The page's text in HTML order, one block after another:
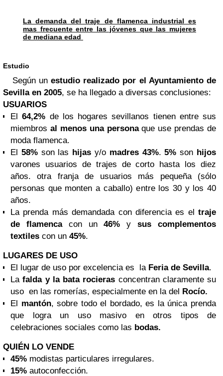
La demanda del traje de flamenca industrial es
mas frecuente entre las jóvenes que las mujeres
de mediana edad
Estudio
Según unestudio realizado por el Ayuntamiento de
Sevillaen 2005, se ha llegado a diversas conclusiones:
USUARIOS
El 64,2% de los hogares sevillanos tienen entre sus
miembros al menos una personaque use prendas de
moda flamenca.
El 58%son las hijasy/o madres 43%. 5% son hijos
varones usuarios de trajes de corto hasta los diez
años. otra franja de usuarios más pequeña (sólo
personas que monten a caballo) entre los 30 y los 40
años.
La prenda más demandada con diferencia es el traje
de flamencacon un46% ysus complementos
textiles con un 45%.
LUGARES DE USO
El lugar de uso por excelencia es la Feria de Sevilla.
Lafalda y la bata rocieras concentran claramente su
uso en las romerías, especialmente en la del Rocío.
El mantón, sobre todo el bordado, es la única prenda
que logra un uso masivo en otros tipos de
celebraciones sociales como las bodas.
QUIÉN LO VENDE
45% modistas particulares irregulares.
15% autoconfección.